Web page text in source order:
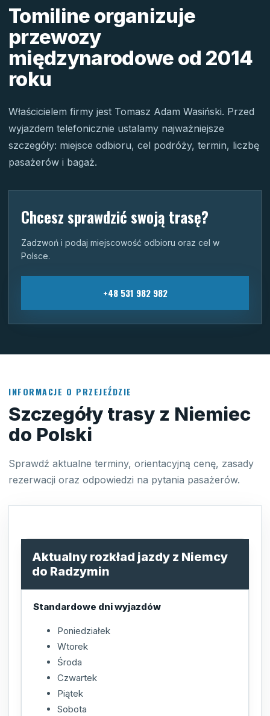
Tomiline organizuje
przewozy
międzynarodowe od 2014
roku
Właścicielem firmy jest Tomasz Adam Wasiński. Przed
wyjazdem telefonicznie ustalamy najważniejsze
szczegóły: miejsce odbioru, cel podróży, termin, liczbę
pasażerów i bagaż.
Chcesz sprawdzić swoją trasę?
Zadzwoń i podaj miejscowość odbioru oraz cel w
Polsce.
+48 531 982 982
INFORMACJE O PRZEJEŹDZIE
Szczegóły trasy z Niemiec
do Polski
Sprawdź aktualne terminy, orientacyjną cenę, zasady
rezerwacji oraz odpowiedzi na pytania pasażerów.
Aktualny rozkład jazdy z Niemcy
do Radzymin
Standardowe dni wyjazdów
Poniedziałek
Wtorek
Środa
Czwartek
Piątek
Sobota